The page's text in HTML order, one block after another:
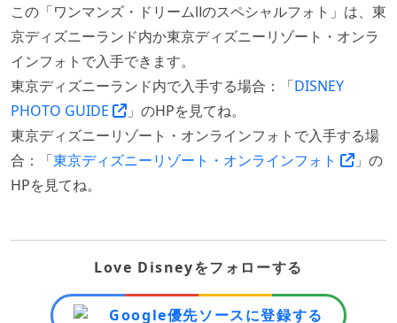
この「ワンマンズ・ドリームⅡのスペシャルフォト」は、東
京ディズニーランド内か東京ディズニーリゾート・オンラ
インフォトで入手できます。
東京ディズニーランド内で入手する場合：「DISNEY
PHOTO GUIDE
」のHPを見てね。
東京ディズニーリゾート・オンラインフォトで入手する場
合：「東京ディズニーリゾート・オンラインフォト
」の
HPを見てね。
Love Disneyをフォローする
Google優先ソースに登録する